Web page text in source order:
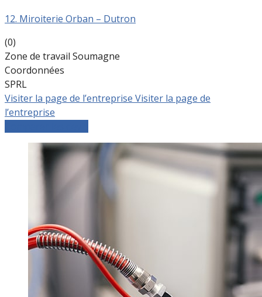
12. Miroiterie Orban – Dutron
(0)
Zone de travail Soumagne
Coordonnées
SPRL
Visiter la page de l’entreprise Visiter la page de
l’entreprise